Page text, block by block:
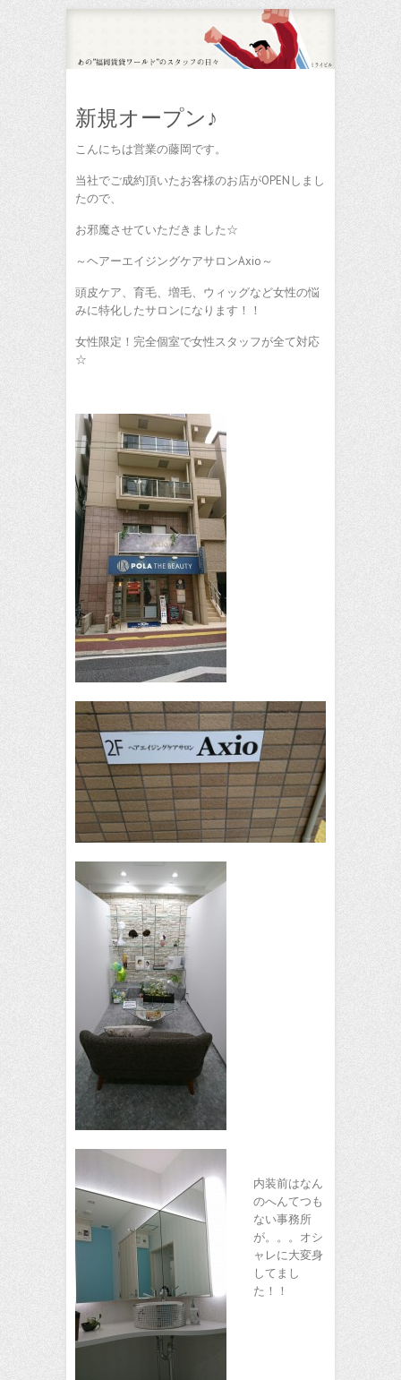
新規オープン♪
こんにちは営業の藤岡です。
当社でご成約頂いたお客様のお店がOPENしまし
たので、
お邪魔させていただきました☆
～ヘアーエイジングケアサロンAxio～
頭皮ケア、育毛、増毛、ウィッグなど女性の悩
みに特化したサロンになります！！
女性限定！完全個室で女性スタッフが全て対応
☆
内装前はなん
のへんてつも
ない事務所
が。。。オシ
ャレに大変身
してまし
た！！